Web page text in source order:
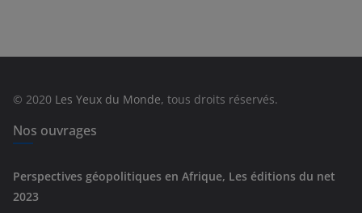
e
s
© 2020 Les Yeux du Monde, tous droits réservés.
Nos ouvrages
Perspectives géopolitiques en Afrique, Les éditions du net
2023